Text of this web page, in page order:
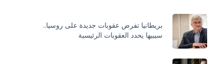
بريطانيا تفرض عقوبات جديدة على روسيا..
سيبيها يحدد العقوبات الرئيسية